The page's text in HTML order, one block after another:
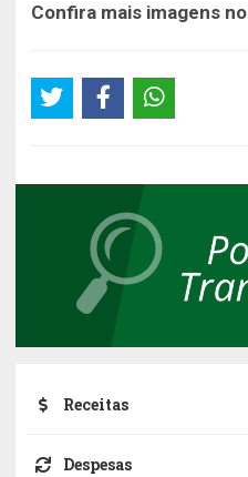
Confira mais imagens no
Receitas
Despesas